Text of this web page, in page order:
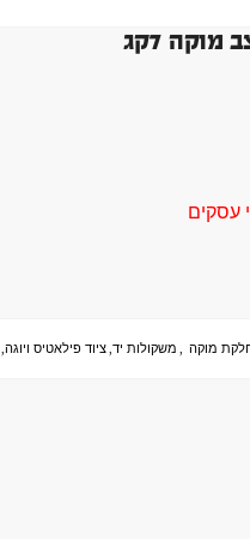
7קג
מוקה , משקולות יד,ציוד פילאטיס ויוגה,